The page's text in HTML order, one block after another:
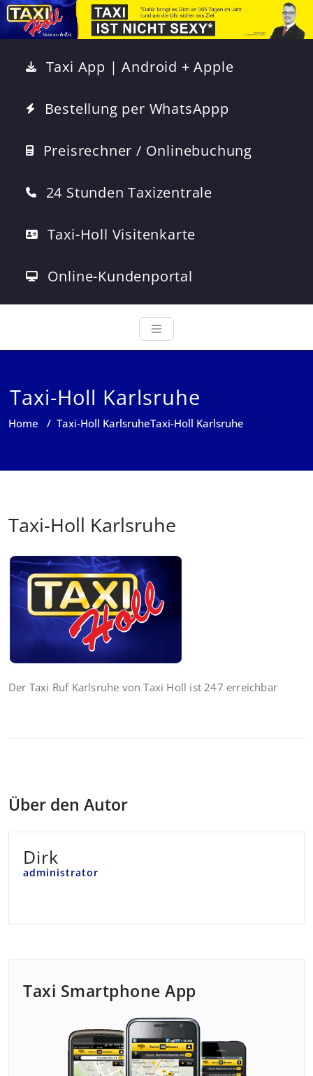
Taxi App | Android + Apple
Bestellung per WhatsAppp
Preisrechner / Onlinebuchung
24 Stunden Taxizentrale
Taxi-Holl Visitenkarte
Online-Kundenportal
Taxi-Holl Karlsruhe
Home / Taxi-Holl KarlsruheTaxi-Holl Karlsruhe
Taxi-Holl Karlsruhe
Der Taxi Ruf Karlsruhe von Taxi Holl ist 247 erreichbar
Über den Autor
Dirk
administrator
Taxi Smartphone App